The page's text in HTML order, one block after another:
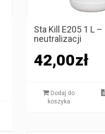
Sta Kill E205 1 L –
neutralizacji
42,00zł
Dodaj do
koszyka